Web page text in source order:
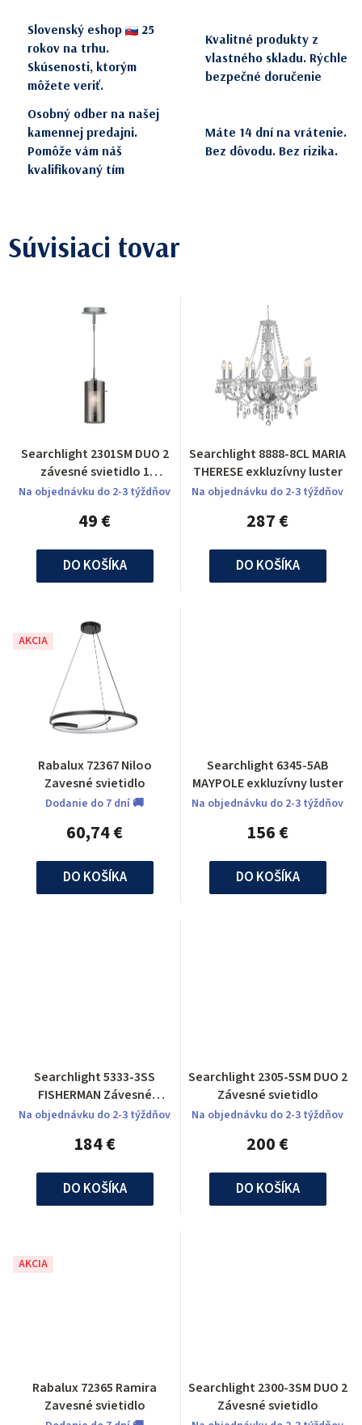
Slovenský eshop
25
rokov na trhu.
Skúsenosti, ktorým
môžete veriť.
Kvalitné produkty z
vlastného skladu. Rýchle
bezpečné doručenie
Osobný odber na našej
kamennej predajni.
Pomôže vám náš
kvalifikovaný tím
Máte 14 dní na vrátenie.
Bez dôvodu. Bez rizika.
Súvisiaci tovar
Searchlight 2301SM DUO 2
závesné svietidlo 1
ramenné
Na objednávku do 2-3 týždňov
49 €
DO KOŠÍKA
Searchlight 8888-8CL MARIA
THERESE exkluzívny luster
Na objednávku do 2-3 týždňov
287 €
DO KOŠÍKA
AKCIA
Rabalux 72367 Niloo
Zavesné svietidlo
Dodanie do 7 dní 🚚
60,74 €
DO KOŠÍKA
Searchlight 6345-5AB
MAYPOLE exkluzívny luster
Na objednávku do 2-3 týždňov
156 €
DO KOŠÍKA
Searchlight 5333-3SS
FISHERMAN Závesné
svietidlo
Na objednávku do 2-3 týždňov
184 €
DO KOŠÍKA
Searchlight 2305-5SM DUO 2
Závesné svietidlo
Na objednávku do 2-3 týždňov
200 €
DO KOŠÍKA
AKCIA
Rabalux 72365 Ramira
Zavesné svietidlo
Searchlight 2300-3SM DUO 2
Závesné svietidlo